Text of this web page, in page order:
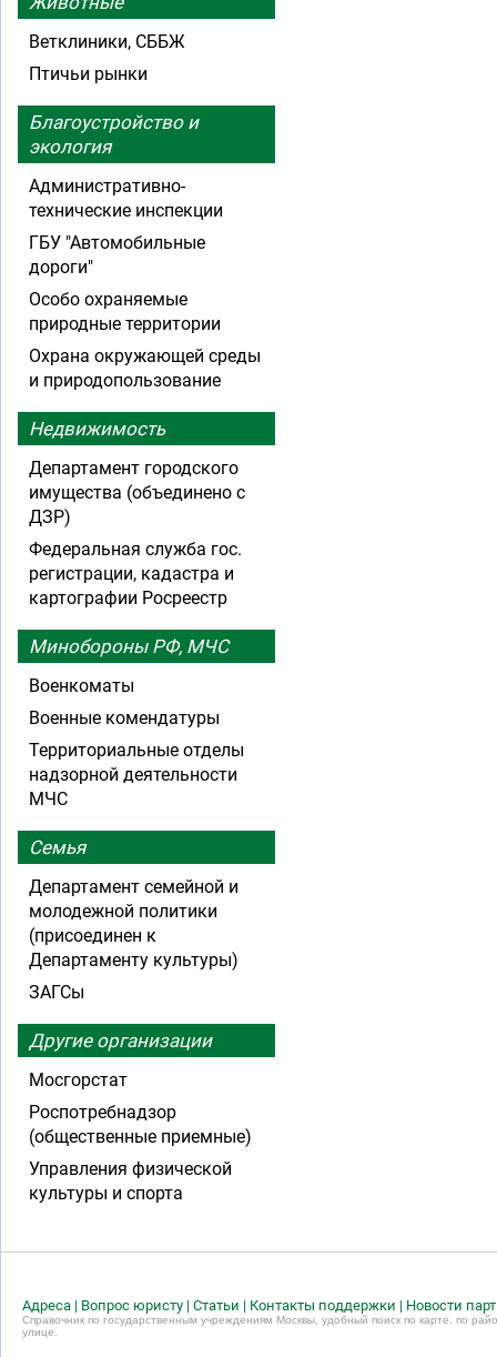
Ветклиники, СББЖ
Птичьи рынки
Благоустройство и
экология
Административно-
технические инспекции
ГБУ "Автомобильные
дороги"
Особо охраняемые
природные территории
Охрана окружающей среды
и природопользование
Недвижимость
Департамент городского
имущества (объединено с
ДЗР)
Федеральная служба гос.
регистрации, кадастра и
картографии Росреестр
Минобороны РФ, МЧС
Военкоматы
Военные комендатуры
Территориальные отделы
надзорной деятельности
МЧС
Семья
Департамент семейной и
молодежной политики
(присоединен к
Департаменту культуры)
ЗАГСы
Другие организации
Мосгорстат
Роспотребнадзор
(общественные приемные)
Управления физической
культуры и спорта
Адреса | Вопрос юристу | Статьи | Контакты поддержки | Новости
Справочник по государственным учреждениям Москвы, удобный поиск по карте, по
улице.